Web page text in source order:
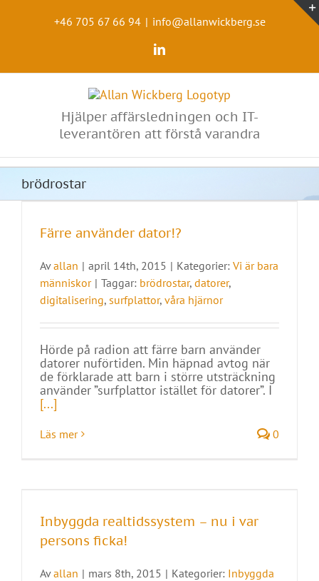
+46 705 67 66 94 | info@allanwickberg.se
LinkedIn
Hjälper affärsledningen och IT-
leverantören att förstå varandra
brödrostar
Färre använder dator!?
Avallan | april 14th, 2015 | Kategorier: Vi är bara
människor | Taggar: brödrostar, datorer,
digitalisering, surfplattor, våra hjärnor
Hörde på radion att färre barn använder
datorer nuförtiden. Min häpnad avtog när
de förklarade att barn i större utsträckning
använder ”surfplattor istället för datorer”. I
[...]
Läs mer 0
Inbyggda realtidssystem – nu i var
persons ficka!
Avallan | mars 8th, 2015 | Kategorier: Inbyggda